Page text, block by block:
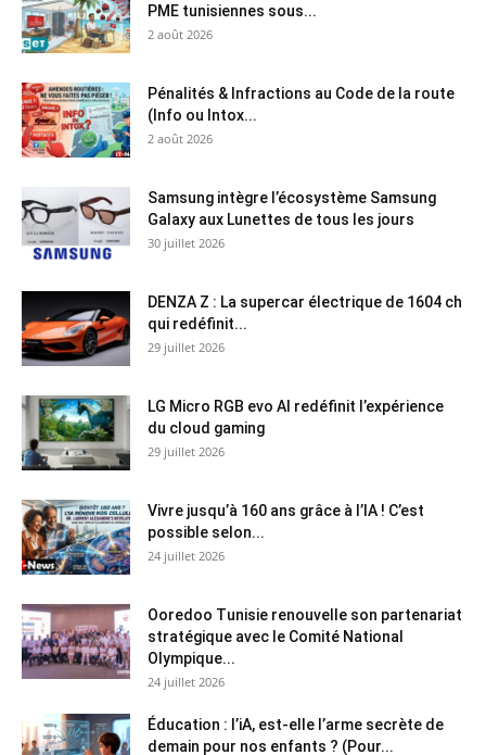
PME tunisiennes sous...
2 août 2026
Pénalités & Infractions au Code de la route
(Info ou Intox...
2 août 2026
Samsung intègre l’écosystème Samsung
Galaxy aux Lunettes de tous les jours
30 juillet 2026
DENZA Z : La supercar électrique de 1604 ch
qui redéfinit...
29 juillet 2026
LG Micro RGB evo AI redéfinit l’expérience
du cloud gaming
29 juillet 2026
Vivre jusqu’à 160 ans grâce à l’IA ! C’est
possible selon...
24 juillet 2026
Ooredoo Tunisie renouvelle son partenariat
stratégique avec le Comité National
Olympique...
24 juillet 2026
Éducation : l’iA, est-elle l’arme secrète de
demain pour nos enfants ? (Pour...